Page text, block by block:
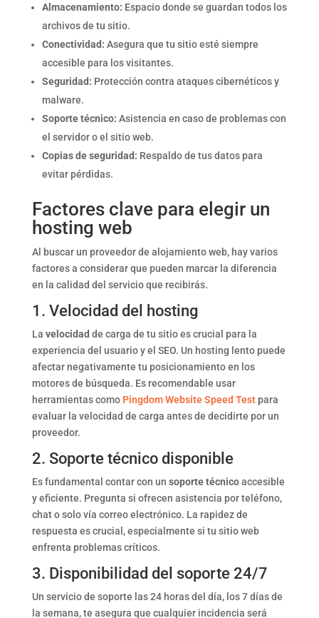
Almacenamiento: Espacio donde se guardan todos los
archivos de tu sitio.
Conectividad: Asegura que tu sitio esté siempre
accesible para los visitantes.
Seguridad: Protección contra ataques cibernéticos y
malware.
Soporte técnico: Asistencia en caso de problemas con
el servidor o el sitio web.
Copias de seguridad: Respaldo de tus datos para
evitar pérdidas.
Factores clave para elegir un
hosting web
Al buscar un proveedor de alojamiento web, hay varios
factores a considerar que pueden marcar la diferencia
en la calidad del servicio que recibirás.
1. Velocidad del hosting
La velocidad de carga de tu sitio es crucial para la
experiencia del usuario y el SEO. Un hosting lento puede
afectar negativamente tu posicionamiento en los
motores de búsqueda. Es recomendable usar
herramientas como Pingdom Website Speed Testpara
evaluar la velocidad de carga antes de decidirte por un
proveedor.
2. Soporte técnico disponible
Es fundamental contar con un soporte técnicoaccesible
y eficiente. Pregunta si ofrecen asistencia por teléfono,
chat o solo vía correo electrónico. La rapidez de
respuesta es crucial, especialmente si tu sitio web
enfrenta problemas críticos.
3. Disponibilidad del soporte 24/7
Un servicio de soporte las 24 horas del día, los 7 días de
la semana, te asegura que cualquier incidencia será